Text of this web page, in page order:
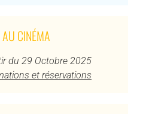
CINÉMA
du 29 Octobre 2025
et réservations